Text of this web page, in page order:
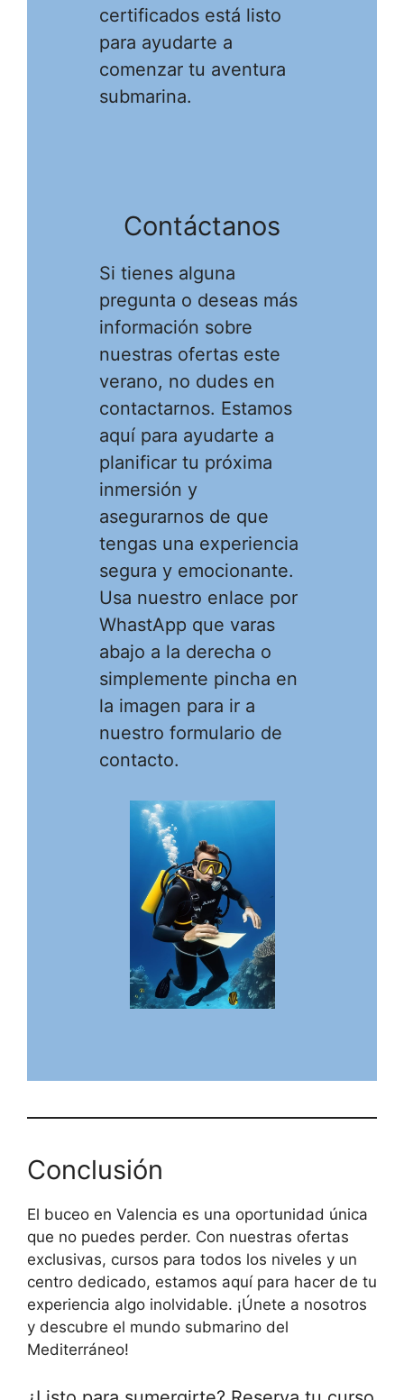
certificados está listo
para ayudarte a
comenzar tu aventura
submarina.
Contáctanos
Si tienes alguna
pregunta o deseas más
información sobre
nuestras ofertas este
verano, no dudes en
contactarnos. Estamos
aquí para ayudarte a
planificar tu próxima
inmersión y
asegurarnos de que
tengas una experiencia
segura y emocionante.
Usa nuestro enlace por
WhastApp que varas
abajo a la derecha o
simplemente pincha en
la imagen para ir a
nuestro formulario de
contacto.
Conclusión
El buceo en Valencia es una oportunidad única
que no puedes perder. Con nuestras ofertas
exclusivas, cursos para todos los niveles y un
centro dedicado, estamos aquí para hacer de tu
experiencia algo inolvidable. ¡Únete a nosotros
y descubre el mundo submarino del
Mediterráneo!